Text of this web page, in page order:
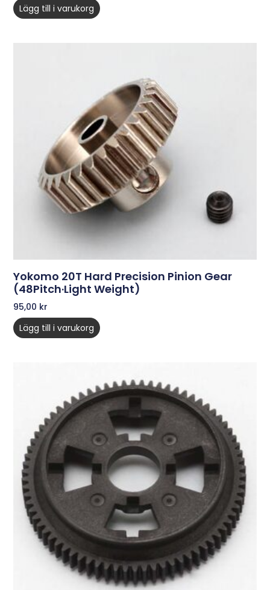
Lägg till i varukorg
Yokomo 20T Hard Precision Pinion Gear
(48Pitch·Light Weight)
95,00 kr
Lägg till i varukorg